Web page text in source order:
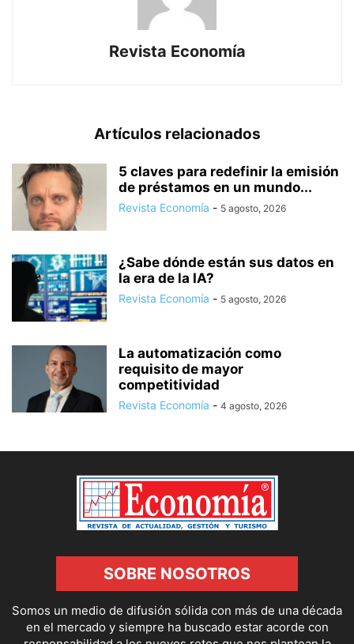
Revista Economía
Artículos relacionados
5 claves para redefinir la emisión
de préstamos en un mundo...
Revista Economía - 5 agosto, 2026
¿Sabe dónde están sus datos en
la era de la IA?
Revista Economía - 5 agosto, 2026
La automatización como
requisito de mayor
competitividad
Revista Economía - 4 agosto, 2026
SOBRE NOSOTROS
Somos un medio de difusión sólida con más de una década
en el mercado y siempre ha buscado estar acorde con